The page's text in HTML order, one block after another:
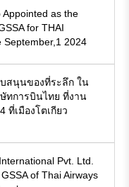
as the
for THAI
September,1 2024
สนุนของที่ระลึก ใน
ทการบินไทย ที่งาน
ที่เมืองโตเกียว
Pvt. Ltd.
of Thai Airways